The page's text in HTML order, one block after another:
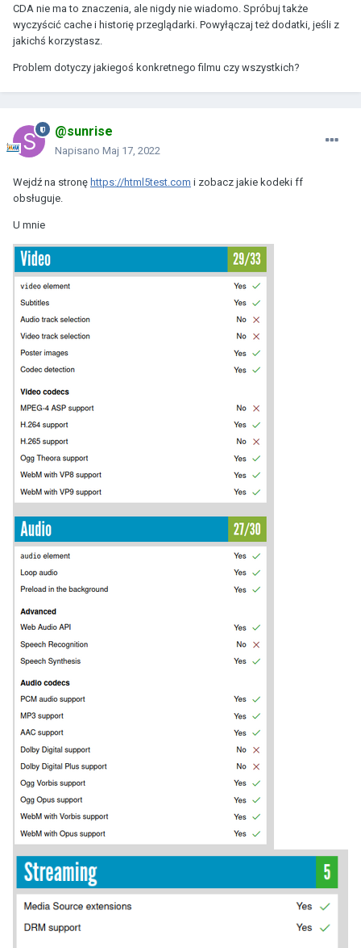
CDA nie ma to znaczenia, ale nigdy nie wiadomo. Spróbuj także
wyczyścić cache i historię przeglądarki. Powyłączaj też dodatki, jeśli z
jakichś korzystasz.
Problem dotyczy jakiegoś konkretnego filmu czy wszystkich?
@sunrise
Napisano Maj 17, 2022
Wejdź na stronę https://html5test.com i zobacz jakie kodeki ff
obsługuje.
U mnie